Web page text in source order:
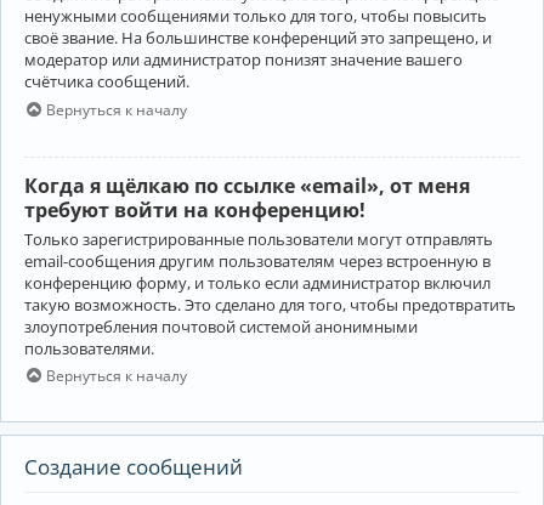
ненужными сообщениями только для того, чтобы повысить
своё звание. На большинстве конференций это запрещено, и
модератор или администратор понизят значение вашего
счётчика сообщений.
Вернуться к началу
Когда я щёлкаю по ссылке «email», от меня
требуют войти на конференцию!
Только зарегистрированные пользователи могут отправлять
email-сообщения другим пользователям через встроенную в
конференцию форму, и только если администратор включил
такую возможность. Это сделано для того, чтобы предотвратить
злоупотребления почтовой системой анонимными
пользователями.
Вернуться к началу
Создание сообщений